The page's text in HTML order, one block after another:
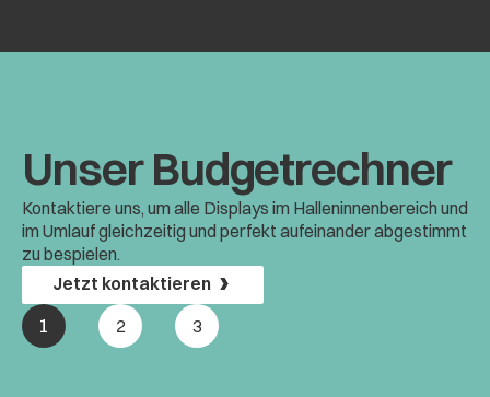
Unser Budget­rechner
Kontaktiere uns, um alle Displays im Halleninnenbereich und
im Umlauf gleichzeitig und perfekt aufeinander abgestimmt
zu bespielen.
Jetzt kontaktieren
1 2 3